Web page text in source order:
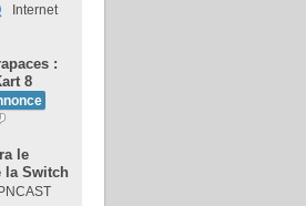
Internet
:
8
le
la Switch